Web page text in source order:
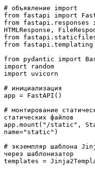
# объявление import
from fastapi import
from fastapi.responses
HTMLResponse,
from
from fastapi.templating
from pydantic import
import random
import uvicorn
# инициализация
app = FastAPI()
# монтирование
статических файлов
app.mount("/static",
name="static")
# экземпляр шаблона
через шаблонизатор
templates =